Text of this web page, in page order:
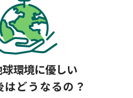
環境に優しい
どうなるの？